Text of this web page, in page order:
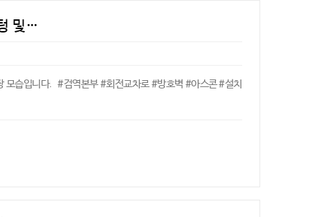
및…
모습입니다. #검역본부 #회전교차로 #방호벽 #아스콘 #설치